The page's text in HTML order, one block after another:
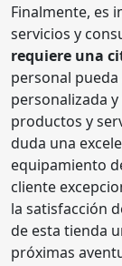
Finalmente, es
servicios y
requiere una
personal
personalizada
productos y
duda una
equipamiento
cliente
la satisfacción
de esta tienda
próximas